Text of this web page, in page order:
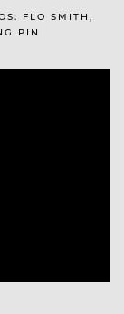
FLO SMITH,
PIN